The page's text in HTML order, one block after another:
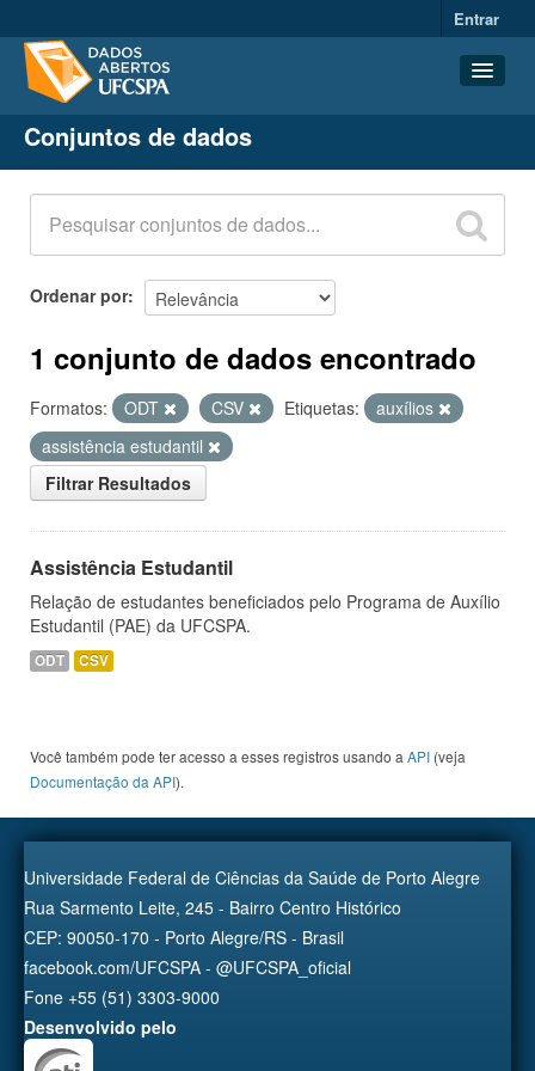
Entrar
Conjuntos de dados
Organizações
Grupos
Sobre
Conjuntos de dados
Ordenar por
1 conjunto de dados encontrado
Formatos: ODT CSV Etiquetas:
auxílios
assistência estudantil
Filtrar Resultados
Assistência Estudantil
Relação de estudantes beneficiados pelo Programa de Auxílio
Estudantil (PAE) da UFCSPA.
ODT CSV
Você também pode ter acesso a esses registros usando a API (veja
Documentação da API).
Universidade Federal de Ciências da Saúde de Porto Alegre
Rua Sarmento Leite, 245 - Bairro Centro Histórico
CEP: 90050-170 - Porto Alegre/RS - Brasil
facebook.com/UFCSPA - @UFCSPA_oficial
Fone +55 (51) 3303-9000
Desenvolvido pelo